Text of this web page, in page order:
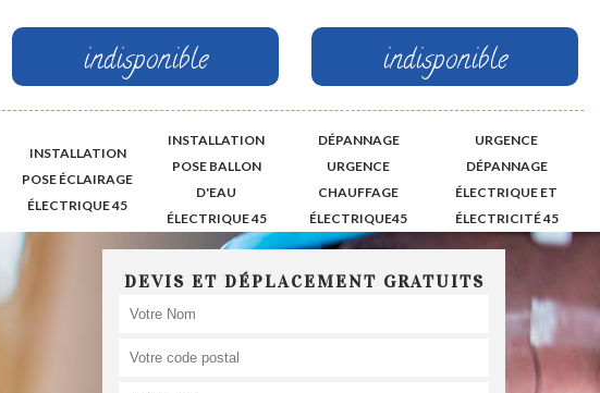
indisponible indisponible
INSTALLATION
POSE ÉCLAIRAGE
ÉLECTRIQUE 45
INSTALLATION
POSE BALLON
D'EAU
ÉLECTRIQUE 45
DÉPANNAGE
URGENCE
CHAUFFAGE
ÉLECTRIQUE45
URGENCE
DÉPANNAGE
ÉLECTRIQUE ET
ÉLECTRICITÉ 45
DEVIS ET DÉPLACEMENT GRATUITS